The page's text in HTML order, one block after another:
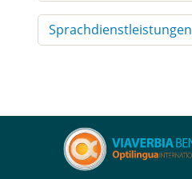
Sprachdienstleistungen